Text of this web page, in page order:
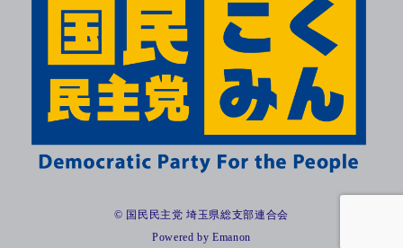
© 国民民主党 埼玉県総支部連合会
Powered byEmanon